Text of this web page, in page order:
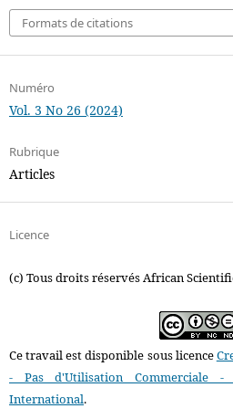
Formats de citations
Numéro
Vol. 3 No 26 (2024)
Rubrique
Articles
Licence
(c) Tous droits réservés African
Ce travail est disponible sous licence
- Pas d'Utilisation Commerciale
International.